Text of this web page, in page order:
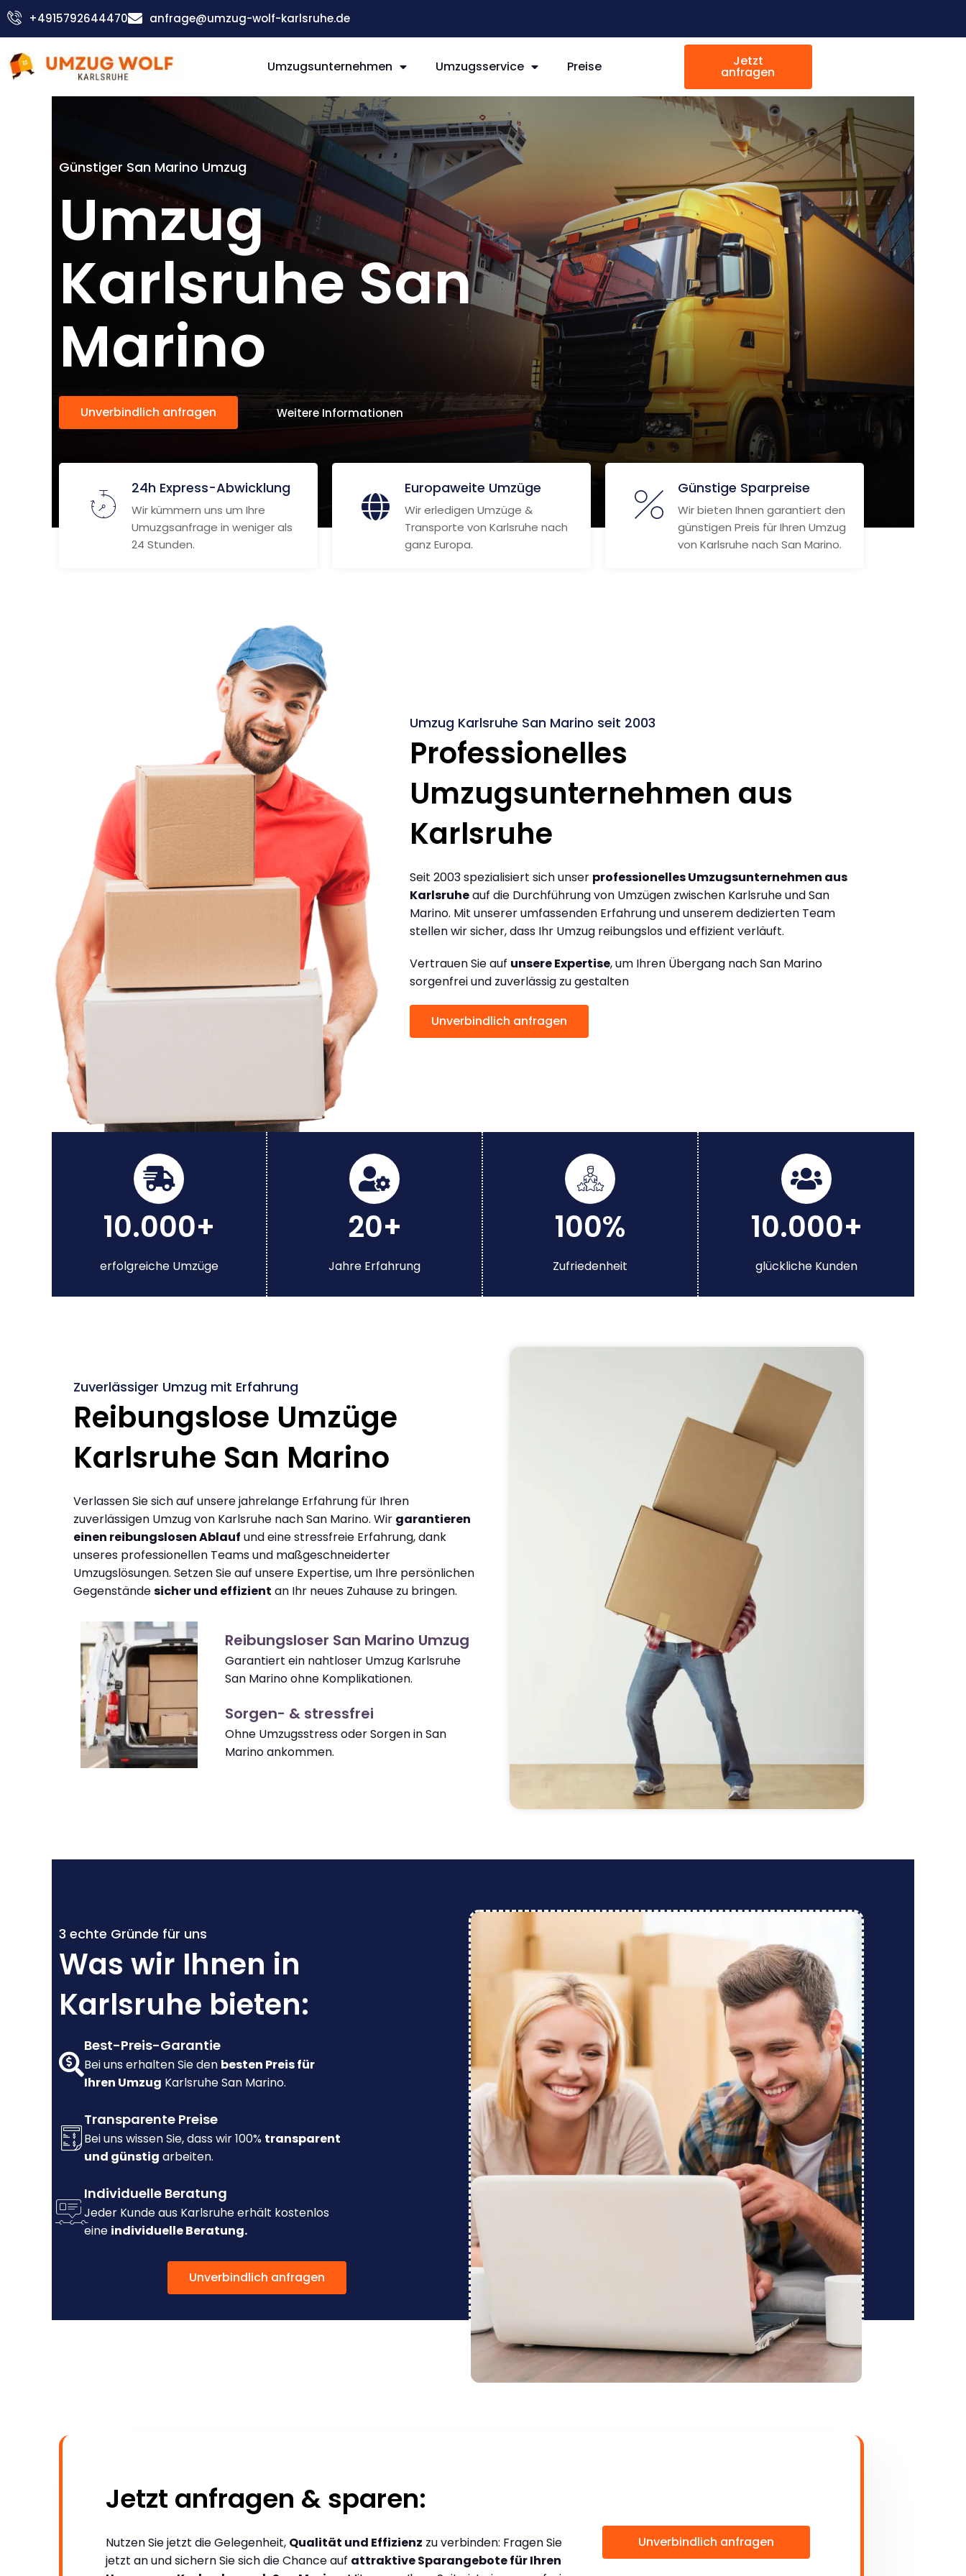
Zum
Inhalt
+4915792644470 anfrage@umzug-wolf-karlsruhe.de
Umzugsunternehmen Umzugsservice Preise Jetzt
anfragen
Günstiger San Marino Umzug
Umzug
Karlsruhe San
Marino
Unverbindlich anfragen Weitere Informationen
24h Express-Abwicklung
Wir kümmern uns um Ihre
Umuzgsanfrage in weniger als
24 Stunden.
Europaweite Umzüge
Wir erledigen Umzüge &
Transporte von Karlsruhe nach
ganz Europa.
Günstige Sparpreise
Wir bieten Ihnen garantiert den
günstigen Preis für Ihren Umzug
von Karlsruhe nach San Marino.
Umzug Karlsruhe San Marino seit 2003
Professionelles
Umzugsunternehmen aus
Karlsruhe
Seit 2003 spezialisiert sich unser professionelles Umzugsunternehmen aus
Karlsruheauf die Durchführung von Umzügen zwischen Karlsruhe und San
Marino. Mit unserer umfassenden Erfahrung und unserem dedizierten Team
stellen wir sicher, dass Ihr Umzug reibungslos und effizient verläuft.
Vertrauen Sie auf unsere Expertise, um Ihren Übergang nach San Marino
sorgenfrei und zuverlässig zu gestalten
Unverbindlich anfragen
10.000+
erfolgreiche Umzüge
20+
Jahre Erfahrung
100%
Zufriedenheit
10.000+
glückliche Kunden
Zuverlässiger Umzug mit Erfahrung
Reibungslose Umzüge
Karlsruhe San Marino
Verlassen Sie sich auf unsere jahrelange Erfahrung für Ihren
zuverlässigen Umzug von Karlsruhe nach San Marino. Wir garantieren
einen reibungslosen Ablauf und eine stressfreie Erfahrung, dank
unseres professionellen Teams und maßgeschneiderter
Umzugslösungen. Setzen Sie auf unsere Expertise, um Ihre persönlichen
Gegenständesicher und effizient an Ihr neues Zuhause zu bringen.
Reibungsloser San Marino Umzug
Garantiert ein nahtloser Umzug Karlsruhe
San Marino ohne Komplikationen.
Sorgen- & stressfrei
Ohne Umzugsstress oder Sorgen in San
Marino ankommen.
3 echte Gründe für uns
Was wir Ihnen in
Karlsruhe bieten:
Best-Preis-Garantie
Bei uns erhalten Sie den besten Preis für
Ihren Umzug Karlsruhe San Marino.
Transparente Preise
Bei uns wissen Sie, dass wir 100% transparent
und günstig arbeiten.
Individuelle Beratung
Jeder Kunde aus Karlsruhe erhält kostenlos
eine individuelle Beratung.
Unverbindlich anfragen
Jetzt anfragen & sparen:
Nutzen Sie jetzt die Gelegenheit, Qualität und Effizienz zu verbinden: Fragen Sie
jetzt an und sichern Sie sich die Chance auf attraktive Sparangebote für Ihren
Unverbindlich anfragen